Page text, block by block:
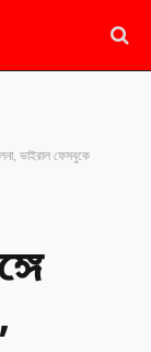
ভাইরাল ফেসবুকে